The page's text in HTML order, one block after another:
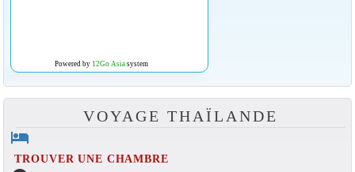
Powered by 12Go Asiasystem
VOYAGE THAÏLANDE
hotel
TROUVER UNE CHAMBRE